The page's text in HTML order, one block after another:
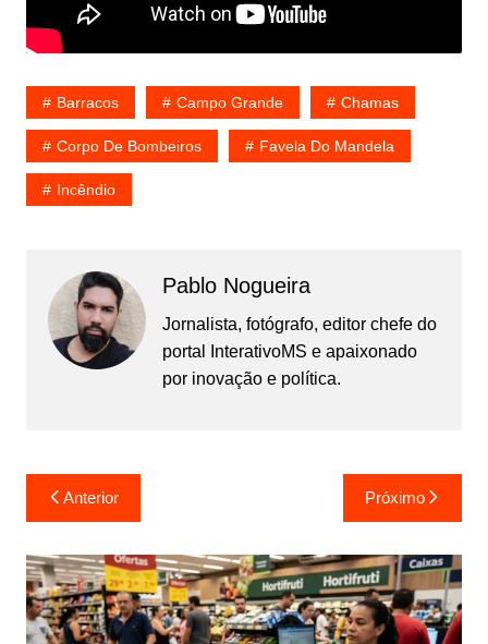
Barracos Campo Grande Chamas
Corpo De Bombeiros Favela Do Mandela
Incêndio
Pablo Nogueira
Jornalista, fotógrafo, editor chefe do
portal InterativoMS e apaixonado
por inovação e política.
Navegação
de
Post
Anterior Próximo